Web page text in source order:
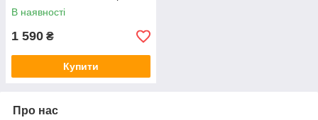
48392
В наявності
1 590 ₴
Купити
Про нас